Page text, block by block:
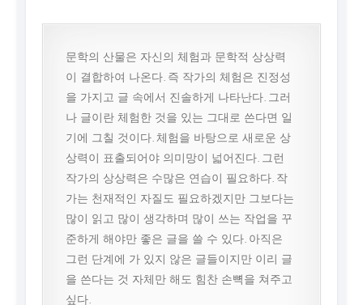
문학의 산물은 자신의 체험과 문학적 상상력
이 결합하여 나온다. 즉 작가의 체험은 진정성
을 가지고 글 속에서 진솔하게 나타난다. 그러
나 글이란 체험한 것을 있는 그대로 쓴다면 일
기에 그칠 것이다. 체험을 바탕으로 새로운 상
상력이 표출되어야 의미망이 넓어진다. 그런
작가의 상상력은 수많은 연습이 필요하다. 작
가는 천재적인 자질도 필요하겠지만 그보다는
많이 읽고 많이 생각하며 많이 쓰는 작업을 꾸
준하게 해야만 좋은 글을 쓸 수 있다. 아직은
그런 단계에 가 있지 않은 글들이지만 이리 글
을 쓴다는 것 자체만 해도 힘찬 손뼉을 쳐주고
싶다.